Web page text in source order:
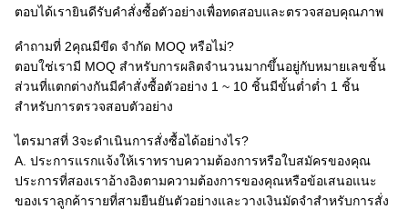
ตอบได้เรายินดีรับคำสั่งซื้อตัวอย่างเพื่อทดสอบและตรวจสอบคุณภาพ
คำถามที่ 2คุณมีขีด จำกัด MOQ หรือไม่?
ตอบใช่เรามี MOQ สำหรับการผลิตจำนวนมากขึ้นอยู่กับหมายเลขชิ้น
ส่วนที่แตกต่างกันมีคำสั่งซื้อตัวอย่าง 1 ~ 10 ชิ้นมีขั้นต่ำต่ำ 1 ชิ้น
สำหรับการตรวจสอบตัวอย่าง
ไตรมาสที่ 3จะดำเนินการสั่งซื้อได้อย่างไร?
A. ประการแรกแจ้งให้เราทราบความต้องการหรือใบสมัครของคุณ
ประการที่สองเราอ้างอิงตามความต้องการของคุณหรือข้อเสนอแนะ
ของเราลูกค้ารายที่สามยืนยันตัวอย่างและวางเงินมัดจำสำหรับการสั่ง